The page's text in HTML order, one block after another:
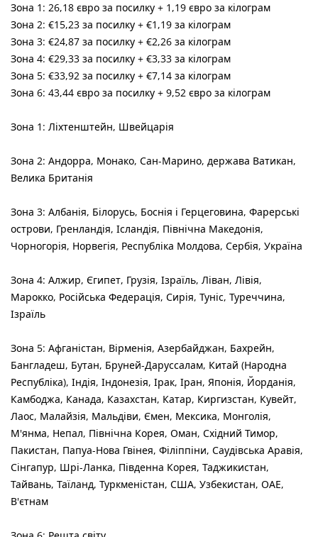
Зона 1: 26,18 євро за посилку + 1,19 євро за кілограм
Зона 2: €15,23 за посилку + €1,19 за кілограм
Зона 3: €24,87 за посилку + €2,26 за кілограм
Зона 4: €29,33 за посилку + €3,33 за кілограм
Зона 5: €33,92 за посилку + €7,14 за кілограм
Зона 6: 43,44 євро за посилку + 9,52 євро за кілограм
Зона 1: Ліхтенштейн, Швейцарія
Зона 2: Андорра, Монако, Сан-Марино, держава Ватикан,
Велика Британія
Зона 3: Албанія, Білорусь, Боснія і Герцеговина, Фарерські
острови, Гренландія, Ісландія, Північна Македонія,
Чорногорія, Норвегія, Республіка Молдова, Сербія, Україна
Зона 4: Алжир, Єгипет, Грузія, Ізраїль, Ліван, Лівія,
Марокко, Російська Федерація, Сирія, Туніс, Туреччина,
Ізраїль
Зона 5: Афганістан, Вірменія, Азербайджан, Бахрейн,
Бангладеш, Бутан, Бруней-Даруссалам, Китай (Народна
Республіка), Індія, Індонезія, Ірак, Іран, Японія, Йорданія,
Камбоджа, Канада, Казахстан, Катар, Киргизстан, Кувейт,
Лаос, Малайзія, Мальдіви, Ємен, Мексика, Монголія,
М'янма, Непал, Північна Корея, Оман, Східний Тимор,
Пакистан, Папуа-Нова Гвінея, Філіппіни, Саудівська Аравія,
Сінгапур, Шрі-Ланка, Південна Корея, Таджикистан,
Тайвань, Таїланд, Туркменістан, США, Узбекистан, ОАЕ,
В'єтнам